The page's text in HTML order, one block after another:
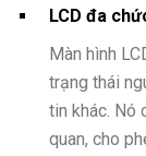
LCD đa
Màn hình
trạng thái
tin khác. Nó
quan, cho